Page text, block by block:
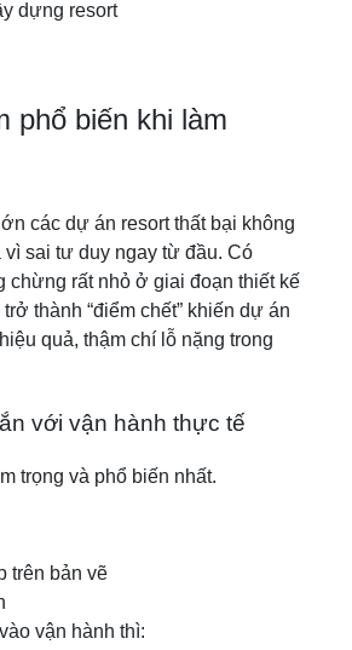
phổ biến khi làm
các dự án resort thất bại không
vì sai tư duy ngay từ đầu. Có
chừng rất nhỏ ở giai đoạn thiết kế
thành “điểm chết” khiến dự án
quả, thậm chí lỗ nặng trong
với vận hành thực tế
trọng và phổ biến nhất.
trên bản vẽ
vận hành thì: